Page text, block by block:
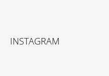
INSTAGRAM